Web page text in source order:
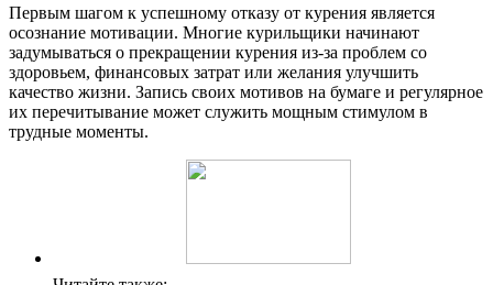
Первым шагом к успешному отказу от курения является
осознание мотивации. Многие курильщики начинают
задумываться о прекращении курения из-за проблем со
здоровьем, финансовых затрат или желания улучшить
качество жизни. Запись своих мотивов на бумаге и регулярное
их перечитывание может служить мощным стимулом в
трудные моменты.